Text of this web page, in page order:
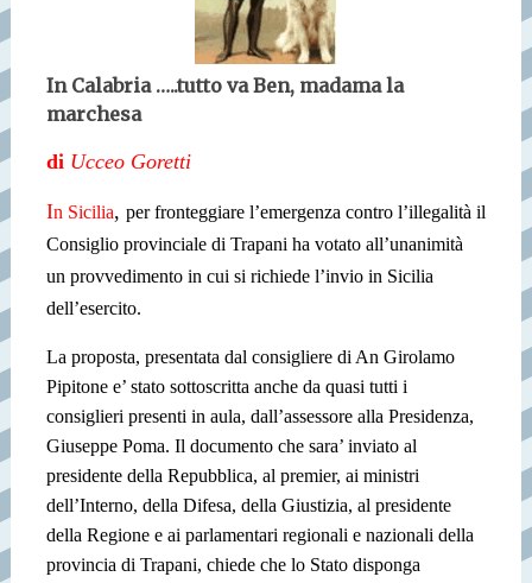
In Calabria …..tutto va Ben, madama la
marchesa
di Ucceo Goretti
In Sicilia, per fronteggiare l’emergenza contro l’illegalità il
Consiglio provinciale di Trapani ha votato all’unanimità
un provvedimento in cui si richiede l’invio in Sicilia
dell’esercito.
La proposta, presentata dal consigliere di An Girolamo
Pipitone e’ stato sottoscritta anche da quasi tutti i
consiglieri presenti in aula, dall’assessore alla Presidenza,
Giuseppe Poma. Il documento che sara’ inviato al
presidente della Repubblica, al premier, ai ministri
dell’Interno, della Difesa, della Giustizia, al presidente
della Regione e ai parlamentari regionali e nazionali della
provincia di Trapani, chiede che lo Stato disponga